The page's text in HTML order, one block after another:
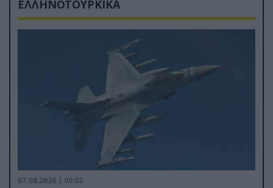
ΕΛΛΗΝΟΤΟΥΡΚΙΚΑ
07.08.2026 | 00:02